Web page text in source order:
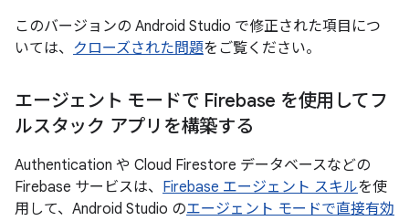
このバージョンの Android Studio で修正された項目につ
いては、 クローズされた問題をご覧ください。
エージェント モードで Firebase を使用してフ
ルスタック アプリを構築する
Authentication や Cloud Firestore データベースなどの
Firebase サービスは、 Firebase エージェント スキルを使
用して、Android Studio のエージェント モードで直接有効